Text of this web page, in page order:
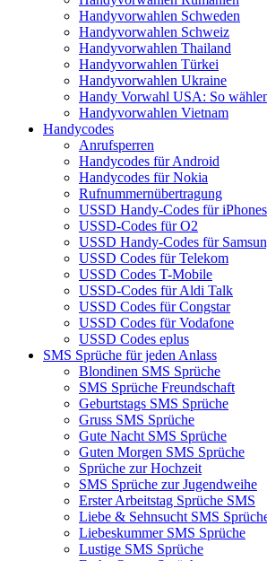
Handyvorwahlen Schweden
Handyvorwahlen Schweiz
Handyvorwahlen Thailand
Handyvorwahlen Türkei
Handyvorwahlen Ukraine
Handy Vorwahl USA: So
Handyvorwahlen Vietnam
Handycodes
Anrufsperren
Handycodes für Android
Handycodes für Nokia
Rufnummernübertragung
USSD Handy-Codes für iPhones
USSD-Codes für O2
USSD Handy-Codes für
USSD Codes für Telekom
USSD Codes T-Mobile
USSD-Codes für Aldi Talk
USSD Codes für Congstar
USSD Codes für Vodafone
USSD Codes eplus
SMS Sprüche für jeden Anlass
Blondinen SMS Sprüche
SMS Sprüche Freundschaft
Geburtstags SMS Sprüche
Gruss SMS Sprüche
Gute Nacht SMS Sprüche
Guten Morgen SMS Sprüche
Sprüche zur Hochzeit
SMS Sprüche zur Jugendweihe
Erster Arbeitstag Sprüche SMS
Liebe & Sehnsucht SMS
Liebeskummer SMS Sprüche
Lustige SMS Sprüche